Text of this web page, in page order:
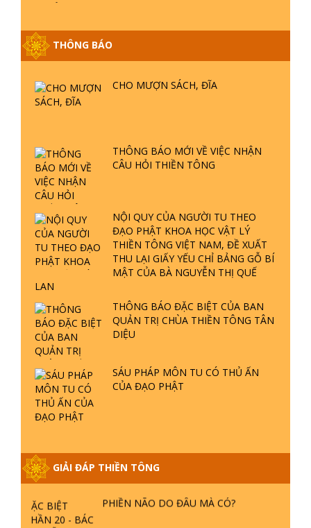
THÔNG BÁO
CHO MƯỢN SÁCH, ĐĨA
THÔNG BÁO MỚI VỀ VIỆC NHẬN
CÂU HỎI THIỀN TÔNG
NỘI QUY CỦA NGƯỜI TU THEO
ĐẠO PHẬT KHOA HỌC VẬT LÝ
THIỀN TÔNG VIỆT NAM, ĐỀ XUẤT
THU LẠI GIẤY YẾU CHỈ BẢNG GỖ BÍ
MẬT CỦA BÀ NGUYỄN THỊ QUẾ
LAN
THÔNG BÁO ĐẶC BIỆT CỦA BAN
QUẢN TRỊ CHÙA THIỀN TÔNG TÂN
DIỆU
SÁU PHÁP MÔN TU CÓ THỦ ẤN
CỦA ĐẠO PHẬT
GIẢI ĐÁP THIỀN TÔNG
NĂM PHẬT KHÔNG NÓI? HỘI LONG
ĐƯỢC HÌNH THÀNH NHƯ THẾ NÀO?
PHẬT GIỚI CÓ THỜI GIAN KHÔNG? |
ĐÀNG Ở ĐÂU? ĐỊA NGỤC Ở ĐÂU?
ĐỨC CHÚA TRỜI LÀ AI? QUỶ SA
TĂNG? | TTTD
GIẢI ĐÁP THIỀN TÔNG ĐẶC BIỆT P22
- LŨ LỤT - HỎA HOẠN | TTTD
GIẢI ĐÁP THIỀN TÔNG ĐẶC BIỆT P21
BƯỚC TRÊN HOA SEN ? | TTTD
GIẢI ĐÁP THIỀN TÔNG ĐẶC BIỆT
PHẦN 20 - BÁC NGUYỄN NHÂN LÀ AI?
PHIỀN NÃO DO ĐÂU MÀ CÓ?